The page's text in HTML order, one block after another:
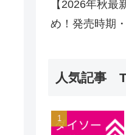
【2026年秋最
め！発売時期
人気記事